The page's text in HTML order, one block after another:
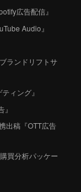
広告配信』
Audio』
ランドリフトサ
ィング』
出稿『OTT広告
買分析パッケー